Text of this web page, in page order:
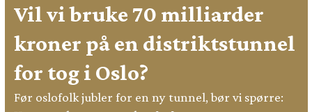
Vil vi bruke 70 milliarder
kroner på en distriktstunnel
for tog i Oslo?
Før oslofolk jubler for en ny tunnel, bør vi spørre: